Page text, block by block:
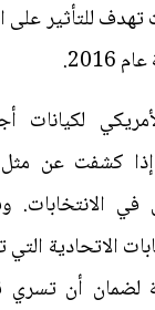
للتأثير على
لكيانات
كشفت عن مثل
في الانتخابات.
الاتحادية
لضمان أن